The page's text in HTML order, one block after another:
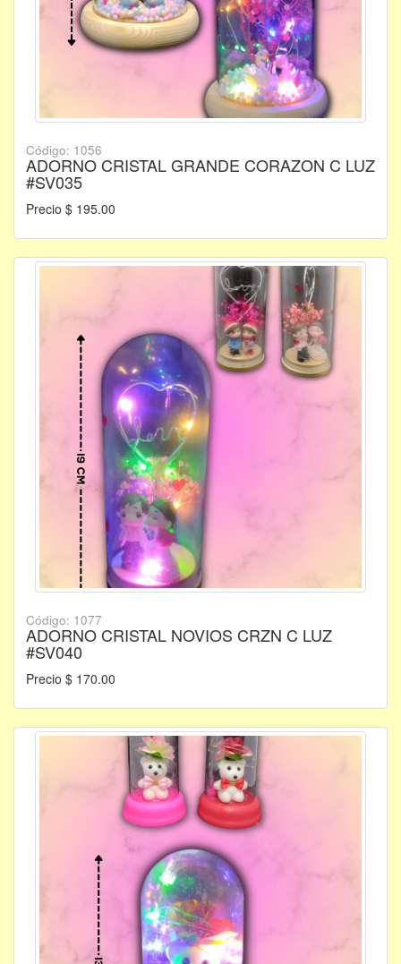
Código: 1056
ADORNO CRISTAL GRANDE CORAZON C LUZ
#SV035
Precio $ 195.00
Código: 1077
ADORNO CRISTAL NOVIOS CRZN C LUZ
#SV040
Precio $ 170.00